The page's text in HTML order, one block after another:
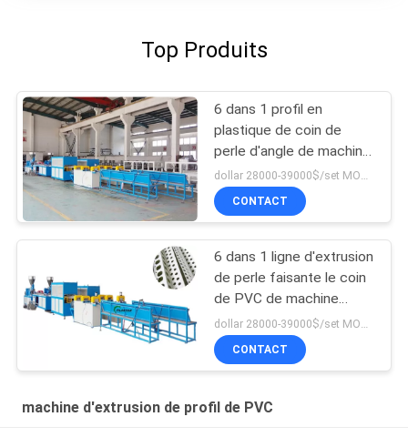
Top Produits
6 dans 1 profil en
plastique de coin de
perle d'angle de machine
d'extrusion de profil de
PVC d'UPVC
dollar 28000-39000$/set MOQ:1set
CONTACT
6 dans 1 ligne d'extrusion
de perle faisante le coin
de PVC de machine
d'extrusion de profil de
PVC avec des trous de
poinçon
dollar 28000-39000$/set MOQ:1set
CONTACT
machine d'extrusion de profil de PVC